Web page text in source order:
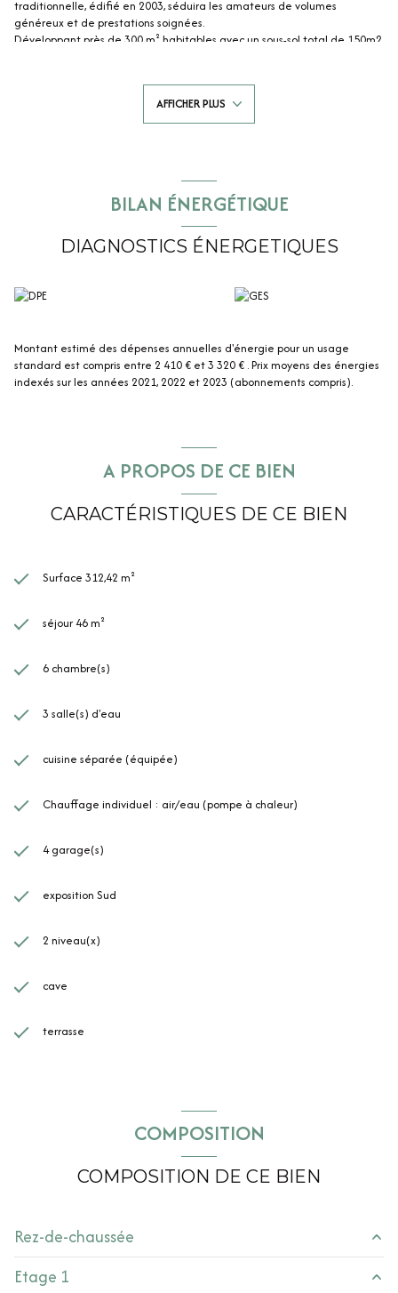
traditionnelle, édifié en 2003, séduira les amateurs de volumes
généreux et de prestations soignées.
Développant près de 300 m² habitables avec un sous-sol total de 150m2
Dès l’entrée, vous serez charmé par ses beaux volumes, sa luminosité et
la qualité de ses prestations.
6 chambres, idéales pour une grande famille, le
Une maison rare sur le secteur, alliant qualité de construction, volumes
exceptionnels et état irréprochable, idéal pour une activité de gîte ou
maison familiale.
AFFICHER PLUS
BILAN ÉNERGÉTIQUE
DIAGNOSTICS ÉNERGETIQUES
Montant estimé des dépenses annuelles d'énergie pour un usage
standard est compris entre 2 410 € et 3 320 € . Prix moyens des énergies
indexés sur les années 2021, 2022 et 2023 (abonnements compris).
A PROPOS DE CE BIEN
CARACTÉRISTIQUES DE CE BIEN
Surface 312,42 m²
séjour 46 m²
6 chambre(s)
3 salle(s) d'eau
cuisine séparée (équipée)
Chauffage individuel : air/eau (pompe à chaleur)
4 garage(s)
exposition Sud
2 niveau(x)
cave
terrasse
COMPOSITION
COMPOSITION DE CE BIEN
Rez-de-chaussée
entrée
Etage 1